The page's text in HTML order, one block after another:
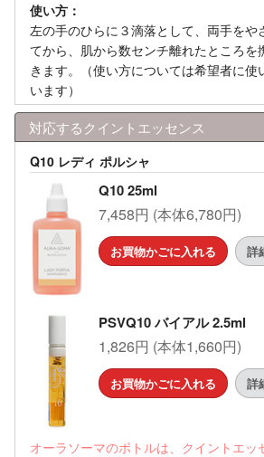
使い方：
左の手のひらに３滴落として、両手をや
てから、肌から数センチ離れたところを
きます。（使い方については希望者に使
います）
対応するクイントエッセンス
Q10 レディ ポルシャ
Q10 25ml
7,458円 (本体6,780円)
お買物かごに入れる 詳
PSVQ10 バイアル 2.5ml
1,826円 (本体1,660円)
お買物かごに入れる 詳
オーラソーマのボトルは、クイントエッ